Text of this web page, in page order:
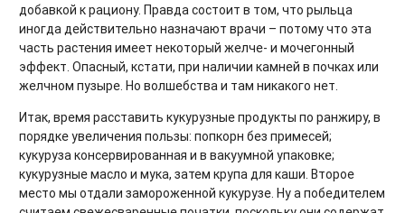
добавкой к рациону. Правда состоит в том, что рыльца
иногда действительно назначают врачи – потому что эта
часть растения имеет некоторый желче- и мочегонный
эффект. Опасный, кстати, при наличии камней в почках или
желчном пузыре. Но волшебства и там никакого нет.
Итак, время расставить кукурузные продукты по ранжиру, в
порядке увеличения пользы: попкорн без примесей;
кукуруза консервированная и в вакуумной упаковке;
кукурузные масло и мука, затем крупа для каши. Второе
место мы отдали замороженной кукурузе. Ну а победителем